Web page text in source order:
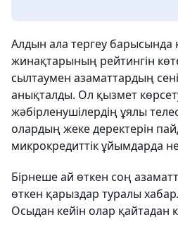
Алдын ала тергеу барысында
жинақтарының рейтингін
сылтаумен азаматтардың
анықталды. Ол қызмет
жәбірленушілердің ұялы
олардың жеке деректерін
микрокредиттік ұйымдарда
Бірнеше ай өткен соң
өткен қарыздар туралы
Осыдан кейін олар қайтадан